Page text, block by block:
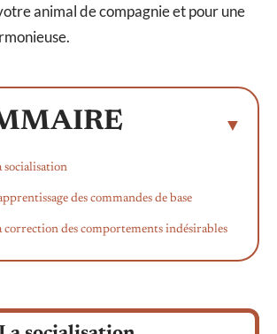
animal de compagnie et pour une
socialisation
des commandes de base
correction des comportements indésirables